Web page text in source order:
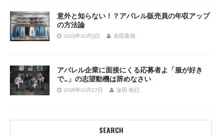
意外と知らない！？アパレル販売員の年収アップ
の方法論
2019年10月9日 吉田直哉
アパレル企業に面接にくる応募者よ「服が好き
で…」の志望動機は辞めなさい
2016年10月27日 金田 拓巳
SEARCH